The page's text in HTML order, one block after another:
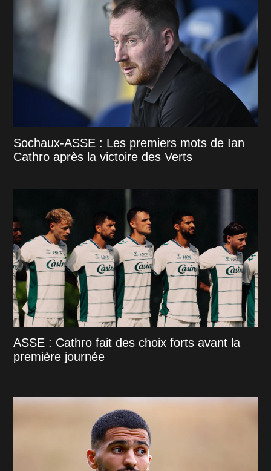
Sochaux-ASSE : Les premiers mots de Ian
Cathro après la victoire des Verts
ASSE : Cathro fait des choix forts avant la
première journée